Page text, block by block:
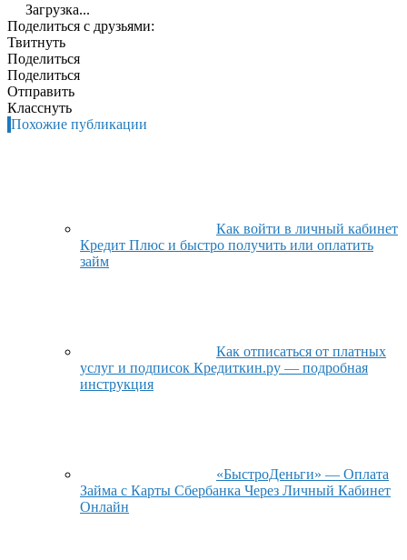
Загрузка...
Поделиться с друзьями:
Твитнуть
Поделиться
Поделиться
Отправить
Класснуть
Похожие публикации
Как войти в личный кабинет
Кредит Плюс и быстро получить или оплатить
займ
Как отписаться от платных
услуг и подписок Кредиткин.ру — подробная
инструкция
«БыстроДеньги» — Оплата
Займа с Карты Сбербанка Через Личный Кабинет
Онлайн